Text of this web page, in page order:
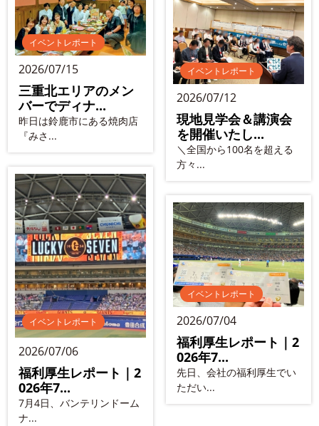
イベントレポート
2026/07/15
三重北エリアのメン
バーでディナ...
昨日は鈴鹿市にある焼肉店
『みさ...
イベントレポート
2026/07/12
現地見学会＆講演会
を開催いたし...
＼全国から100名を超える
方々...
イベントレポート
2026/07/06
福利厚生レポート｜2
026年7...
7月4日、バンテリンドーム
ナ...
イベントレポート
2026/07/04
福利厚生レポート｜2
026年7...
先日、会社の福利厚生でい
ただい...